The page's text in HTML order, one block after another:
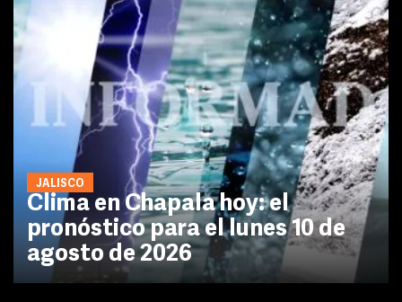
JALISCO
Clima en Chapala hoy: el
pronóstico para el lunes 10 de
agosto de 2026